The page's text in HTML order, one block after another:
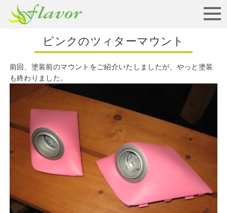
ピンクのツィターマウント
前回、塗装前のマウントをご紹介いたしましたが、やっと塗装
も終わりました。